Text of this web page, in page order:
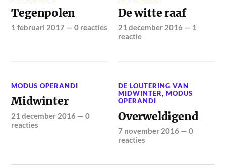
Tegenpolen
1 februari 2017 —0 reacties
De witte raaf
21 december 2016 — 1
reactie
MODUS OPERANDI
Midwinter
21 december 2016 —0
reacties
DE LOUTERING VAN
MIDWINTER,MODUS
OPERANDI
Overweldigend
7 november 2016 —0
reacties